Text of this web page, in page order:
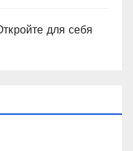
для себя